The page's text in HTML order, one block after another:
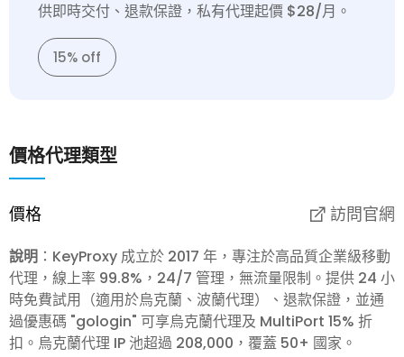
供即時交付、退款保證，私有代理起價 $28/月。
15% off
價格代理類型
價格 訪問官網
說明 ：KeyProxy 成立於 2017 年，專注於高品質企業級移動
代理，線上率 99.8%，24/7 管理，無流量限制。提供 24 小
時免費試用（適用於烏克蘭、波蘭代理）、退款保證，並通
過優惠碼 "gologin" 可享烏克蘭代理及 MultiPort 15% 折
扣。烏克蘭代理 IP 池超過 208,000，覆蓋 50+ 國家。